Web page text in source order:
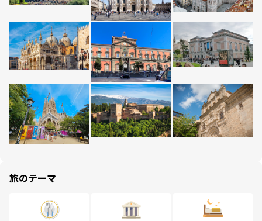
旅のテーマ